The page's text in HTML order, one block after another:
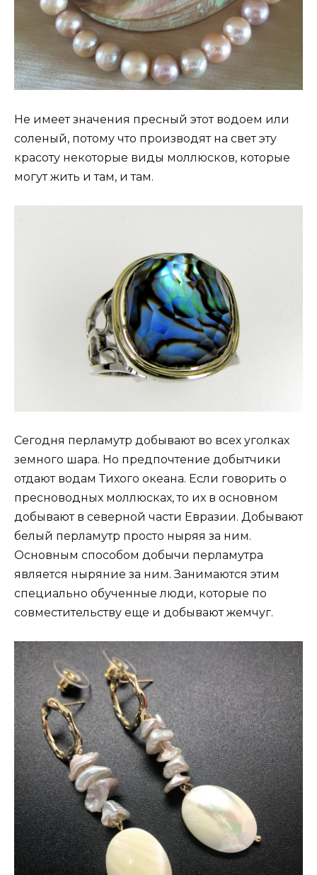
Не имеет значения пресный этот водоем или
соленый, потому что производят на свет эту
красоту некоторые виды моллюсков, которые
могут жить и там, и там.
Сегодня перламутр добывают во всех уголках
земного шара. Но предпочтение добытчики
отдают водам Тихого океана. Если говорить о
пресноводных моллюсках, то их в основном
добывают в северной части Евразии. Добывают
белый перламутр просто ныряя за ним.
Основным способом добычи перламутра
является ныряние за ним. Занимаются этим
специально обученные люди, которые по
совместительству еще и добывают жемчуг.